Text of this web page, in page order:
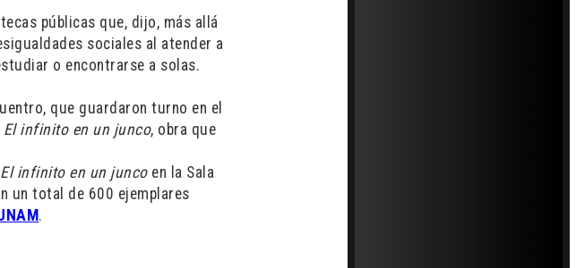
públicas que, dijo, más allá
sociales al atender a
o encontrarse a solas.
que guardaron turno en el
El infinito en un junco, obra que
El infinito en un juncoen la Sala
un total de 600 ejemplares
.